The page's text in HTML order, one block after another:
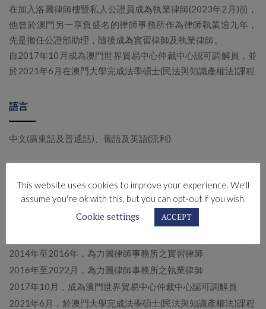
在加入洛圖律師樓暨私人公證員成為執業律師(2023年2月)前，
他曾於澳門另一享負盛名的律師事務所作為律師執業逾九年，
先是擔任公證部助理，隨後成為實習律師及執業律師。
自2017年10月成為澳門世界貿易中心仲裁中心認可調解員，並
於2021年6月在澳門大學完成法學碩士(民法與知識產權法)課程
語言
中文(廣東話及普通話)、葡語及英語(流利)
2013年6月，於澳門大學完成法學士課程
2013年7月至2014年2月，在力圖律師事務所工作，任職公證
2014年至2016年，為力圖律師事務所之實習律師
2016年至2022月，為力圖律師事務所之執業律師
2017年10月，成為澳門世界貿易中心仲裁中心認可調解員
2021年6月，於澳門大學完成法學碩士(民法與知識產權法)課程
This website uses cookies to improve your experience. We'll
assume you're ok with this, but you can opt-out if you wish.
Cookie settings ACCEPT